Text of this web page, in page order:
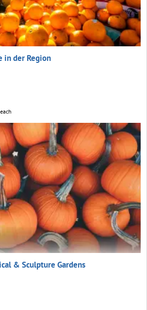
in der Region
& Sculpture Gardens